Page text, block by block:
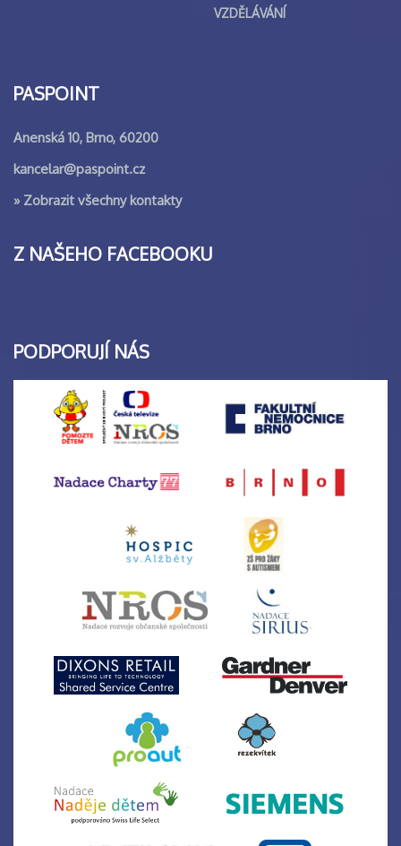
VZDĚLÁVÁNÍ
PASPOINT
Anenská 10, Brno, 60200
kancelar@paspoint.cz
» Zobrazit všechny kontakty
Z NAŠEHO FACEBOOKU
PODPORUJÍ NÁS